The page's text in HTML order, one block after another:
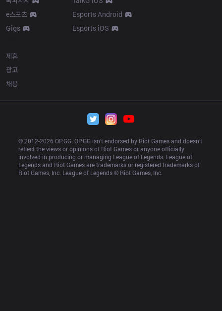
e스포츠
Gigs
Esports Android
Esports iOS
제휴
광고
채용
© 2012-2026 OP.GG. OP.GG isn’t endorsed by Riot Games and doesn’t
reflect the views or opinions of Riot Games or anyone officially
involved in producing or managing League of Legends. League of
Legends and Riot Games are trademarks or registered trademarks of
Riot Games, Inc. League of Legends © Riot Games, Inc.